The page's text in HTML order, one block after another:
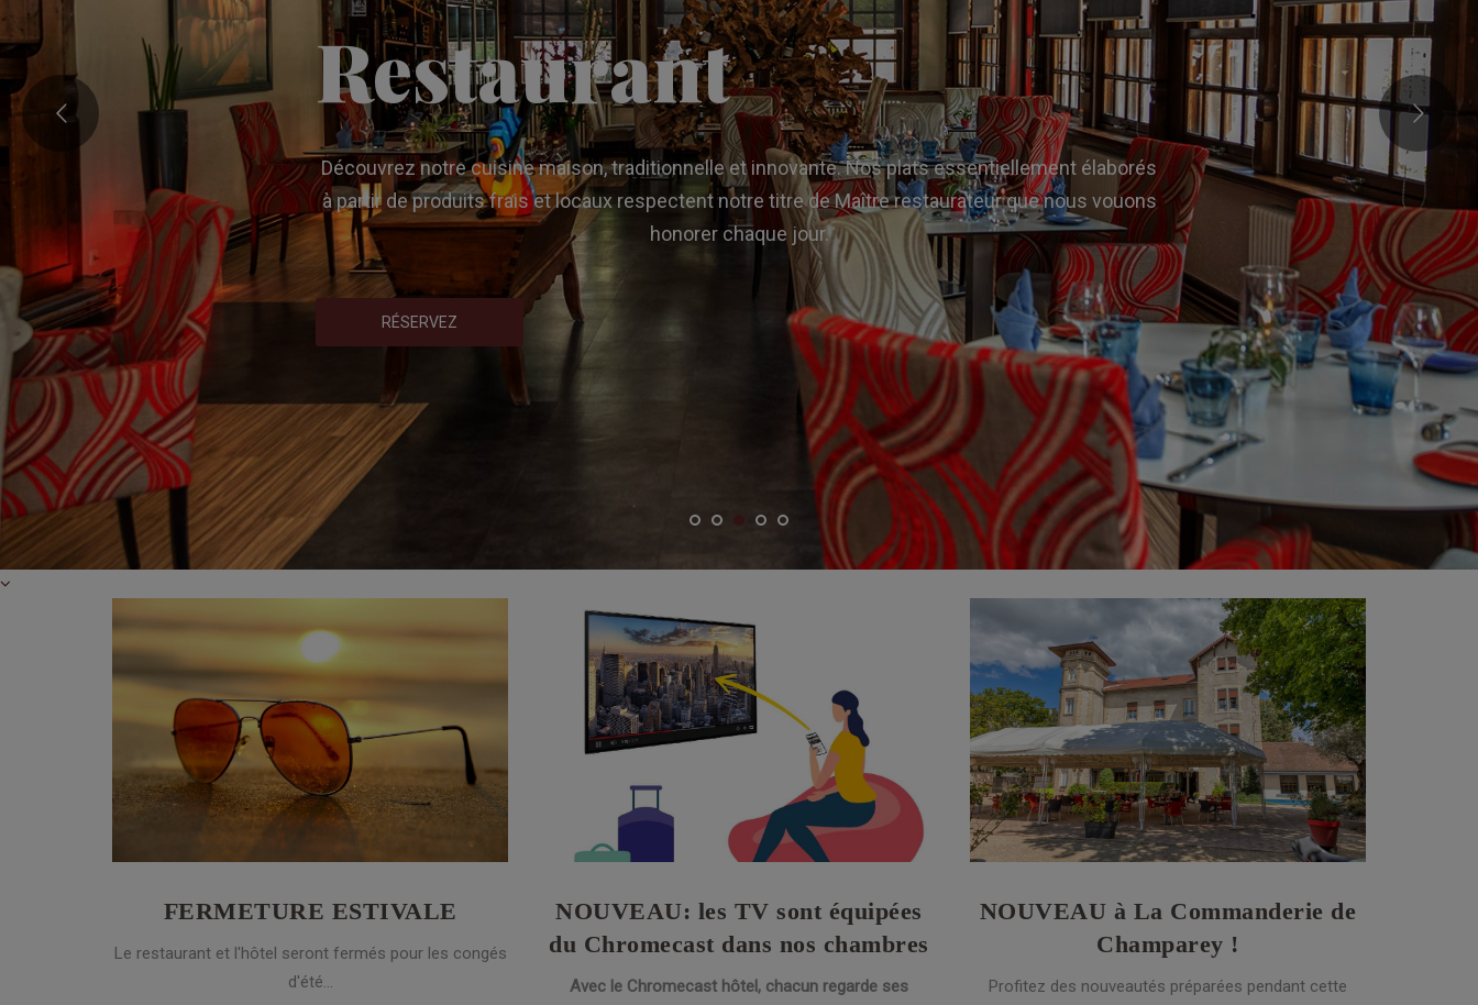
Restaurant
Découvrez notre cuisine maison, traditionnelle et innovante. Nos plats essentiellement élaborés
à partir de produits frais et locaux respectent notre titre de Maître restaurateur que nous vouons
honorer chaque jour.
RÉSERVEZ
FERMETURE ESTIVALE
Le restaurant et l'hôtel seront fermés pour les congés
d'été...
NOUVEAU: les TV sont équipées
du Chromecast dans nos chambres
Avec le Chromecast hôtel, chacun regarde ses
NOUVEAU à La Commanderie de
Champarey !
Profitez des nouveautés préparées pendant cette